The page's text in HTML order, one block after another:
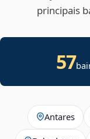
principais
57
Antares